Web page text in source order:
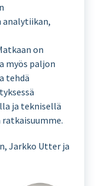
on
myös paljon
tehdä
ja teknisellä
Jarkko Utter ja